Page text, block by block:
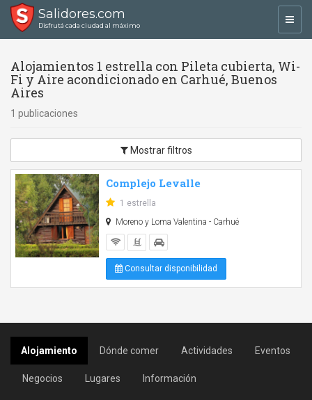
Salidores.com
Disfrutá cada ciudad al máximo
Alojamientos 1 estrella con Pileta cubierta, Wi-
Fi y Aire acondicionado en Carhué, Buenos
Aires
1 publicaciones
Mostrar filtros
Complejo Levalle
1 estrella
Moreno y Loma Valentina - Carhué
Consultar disponibilidad
Alojamiento Dónde comer Actividades Eventos
Negocios Lugares Información